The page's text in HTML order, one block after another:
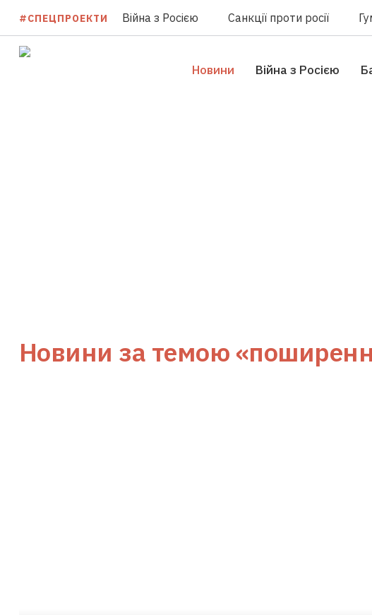
#СПЕЦПРОЕКТИ Війна з Росією Санкції проти росії
Новини Війна з Росією
Новини за темою